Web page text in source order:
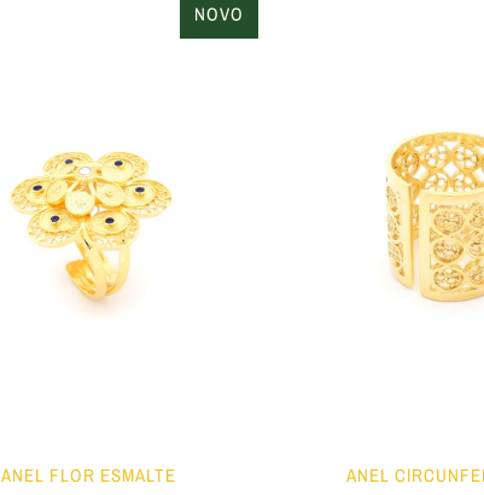
NOVO
ANEL FLOR ESMALTE ANEL